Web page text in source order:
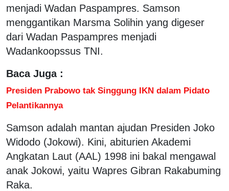
menjadi Wadan Paspampres. Samson
menggantikan Marsma Solihin yang digeser
dari Wadan Paspampres menjadi
Wadankoopssus TNI.
Baca Juga :
Presiden Prabowo tak Singgung IKN dalam Pidato
Pelantikannya
Samson adalah mantan ajudan Presiden Joko
Widodo (Jokowi). Kini, abiturien Akademi
Angkatan Laut (AAL) 1998 ini bakal mengawal
anak Jokowi, yaitu Wapres Gibran Rakabuming
Raka.